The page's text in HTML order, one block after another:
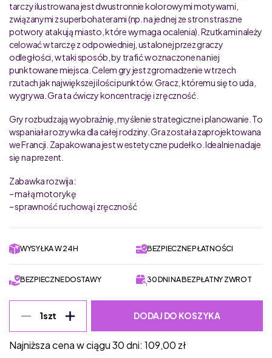
tarczy ilustrowana jest dwustronnie kolorowymi motywami,
związanymi z superbohaterami (np. na jednej ze stron straszne
potwory atakują miasto, które wymaga ocalenia). Rzutkami należy
celować w tarczę z odpowiedniej, ustalonej przez graczy
odległości, w taki sposób, by trafić w oznaczone na niej
punktowane miejsca. Celem gry jest zgromadzenie w trzech
rzutach jak największej ilości punktów. Gracz, któremu się to uda,
wygrywa. Gra ta ćwiczy koncentrację i zręczność.
Gry rozbudzają wyobraźnię, myślenie strategiczne i planowanie. To
wspaniała rozrywka dla całej rodziny. Gra została zaprojektowana
we Francji. Zapakowana jest w estetyczne pudełko. Idealnie nadaje
się na prezent.
Zabawka rozwija:
– małą motorykę
– sprawność ruchową i zręczność
WYSYŁKA W 24H BEZPIECZNE PŁATNOŚCI
BEZPIECZNE DOSTAWY 30 DNI NA BEZPŁATNY ZWROT
1szt DODAJ DO KOSZYKA
Najniższa cena w ciągu 30 dni: 109,00 zł